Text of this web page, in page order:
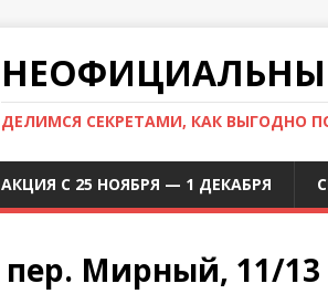
ДЕЛИМСЯ СЕКРЕТАМИ, КАК ВЫГОДНО
АКЦИЯ С 25 НОЯБРЯ — 1 ДЕКАБРЯ
пер. Мирный, 11/13